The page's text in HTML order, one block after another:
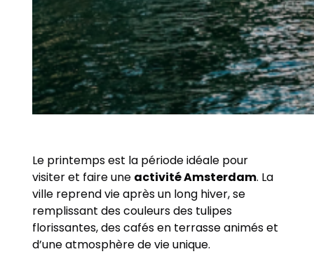
Le printemps est la période idéale pour
visiter et faire une activité Amsterdam. La
ville reprend vie après un long hiver, se
remplissant des couleurs des tulipes
florissantes, des cafés en terrasse animés et
d’une atmosphère de vie unique.